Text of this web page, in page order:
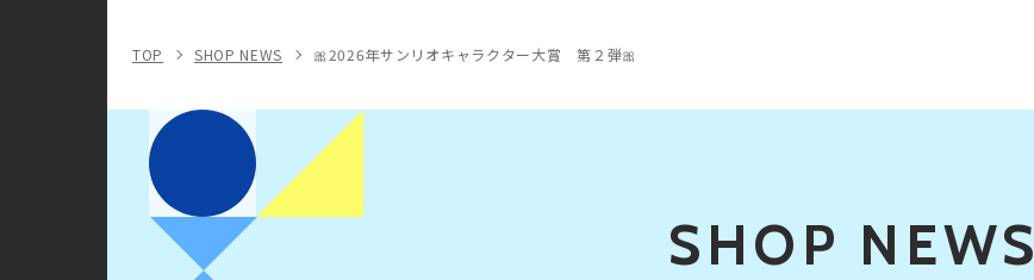
TOP SHOP NEWS 🎀2026年サンリオキャラクター大賞 第２弾🎀
SHOP NEWS